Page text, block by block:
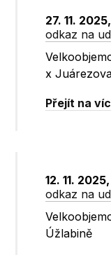
27. 11.
odkaz na
x
Přejít na
12. 11.
odkaz na
Úžlabině